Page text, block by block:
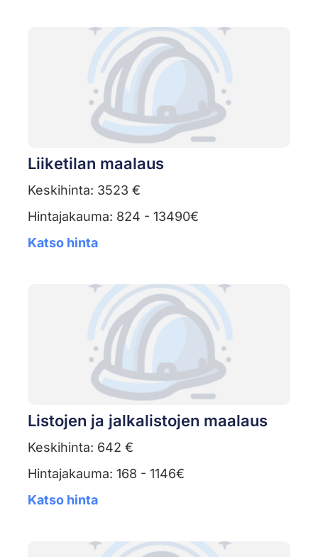
Liiketilan maalaus
Keskihinta: 3523 €
Hintajakauma: 824 - 13490€
Katso hinta
Listojen ja jalkalistojen maalaus
Keskihinta: 642 €
Hintajakauma: 168 - 1146€
Katso hinta